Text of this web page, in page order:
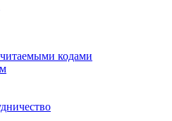
кодами